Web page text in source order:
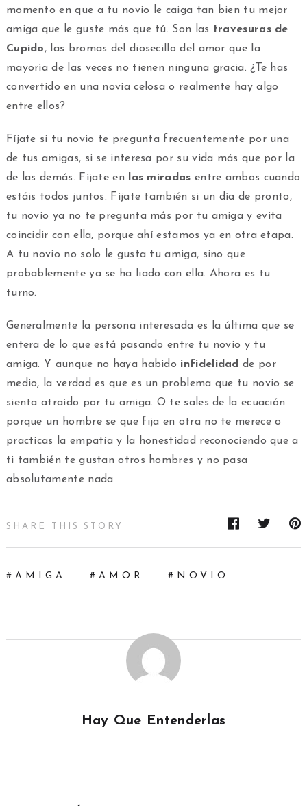
momento en que a tu novio le caiga tan bien tu mejor
amiga que le guste más que tú. Son las travesuras de
Cupido, las bromas del diosecillo del amor que la
mayoría de las veces no tienen ninguna gracia. ¿Te has
convertido en una novia celosa o realmente hay algo
entre ellos?
Fíjate si tu novio te pregunta frecuentemente por una
de tus amigas, si se interesa por su vida más que por la
de las demás. Fíjate en
las miradas entre ambos cuando
estáis todos juntos. Fíjate también si un día de pronto,
tu novio ya no te pregunta más por tu amiga y evita
coincidir con ella, porque ahí estamos ya en otra etapa.
A tu novio no solo le gusta tu amiga, sino que
probablemente ya se ha liado con ella. Ahora es tu
turno.
Generalmente la persona interesada es la última que se
entera de lo que está pasando entre tu novio y tu
amiga. Y aunque no haya habido infidelidad de por
medio, la verdad es que es un problema que tu novio se
sienta atraído por tu amiga. O te sales de la ecuación
porque un hombre se que fija en otra no te merece o
practicas la empatía y la honestidad reconociendo que a
ti también te gustan otros hombres y no pasa
absolutamente nada.
SHARE THIS STORY
AMIGA AMOR NOVIO
Hay Que Entenderlas